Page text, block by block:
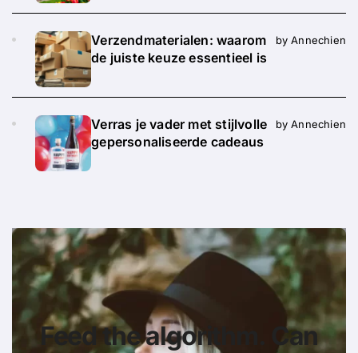
Verzendmaterialen: waarom
de juiste keuze essentieel is
by Annechien
Verras je vader met stijlvolle
gepersonaliseerde cadeaus
by Annechien
Feed the algorithm. Can